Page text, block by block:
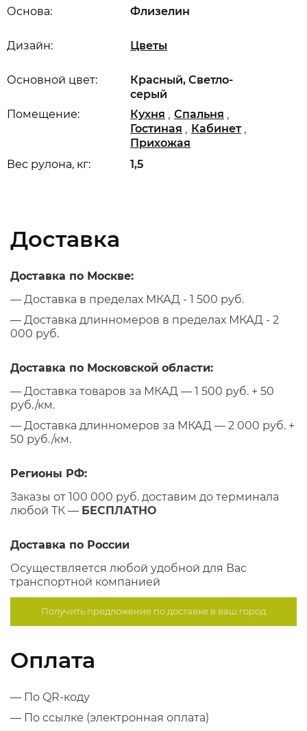
Вес рулона, кг: 1,5
Основной цвет:
Красный, Светло-
серый
Дизайн: Цветы
Основа: Флизелин
Помещение: Кухня , Спальня ,
Гостиная , Кабинет ,
Прихожая
Доставка
Доставка по Москве:
— Доставка в пределах МКАД - 1 500 руб.
— Доставка длинномеров в пределах МКАД - 2
000 руб.
Доставка по Московской области:
— Доставка товаров за МКАД — 1 500 руб. + 50
руб./км.
— Доставка длинномеров за МКАД — 2 000 руб. +
50 руб./км.
Регионы РФ:
Заказы от 100 000 руб. доставим до терминала
любой ТК — БЕСПЛАТНО
Доставка по России
Осуществляется любой удобной для Вас
транспортной компанией
Получить предложение подоставке в ваш город
Оплата
— По QR-коду
— По ссылке (электронная оплата)